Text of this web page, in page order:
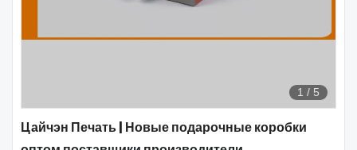
1 / 5
Цайчэн Печать | Новые подарочные коробки